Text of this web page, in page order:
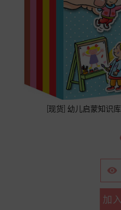
[现货] 幼儿启蒙知识

加